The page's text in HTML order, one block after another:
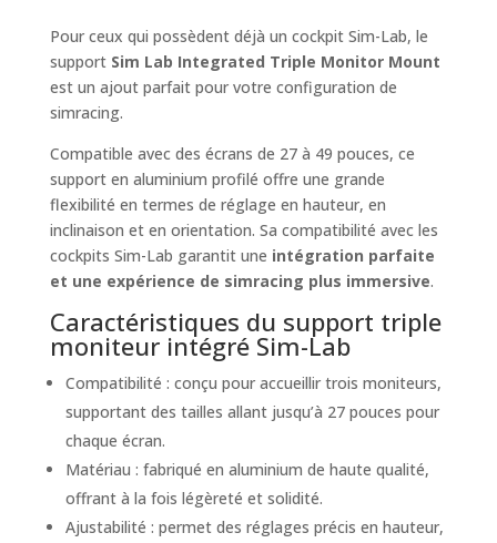
Pour ceux qui possèdent déjà un cockpit Sim-Lab, le
support Sim Lab Integrated Triple Monitor Mount
est un ajout parfait pour votre configuration de
simracing.
Compatible avec des écrans de 27 à 49 pouces, ce
support en aluminium profilé offre une grande
flexibilité en termes de réglage en hauteur, en
inclinaison et en orientation. Sa compatibilité avec les
cockpits Sim-Lab garantit une intégration parfaite
et une expérience de simracing plus immersive.
Caractéristiques du support triple
moniteur intégré Sim-Lab
Compatibilité : conçu pour accueillir trois moniteurs,
supportant des tailles allant jusqu’à 27 pouces pour
chaque écran.
Matériau : fabriqué en aluminium de haute qualité,
offrant à la fois légèreté et solidité.
Ajustabilité : permet des réglages précis en hauteur,